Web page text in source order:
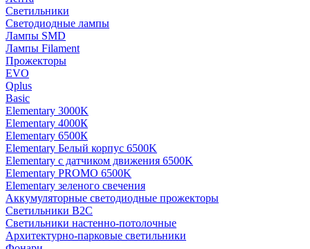
Светильники
Светодиодные лампы
Лампы SMD
Лампы Filament
Прожекторы
EVO
Qplus
Basic
Elementary 3000K
Elementary 4000К
Elementary 6500К
Elementary Белый корпус 6500K
Elementary с датчиком движения 6500K
Elementary PROMO 6500K
Elementary зеленого свечения
Аккумуляторные светодиодные прожекторы
Светильники B2C
Светильники настенно-потолочные
Архитектурно-парковые светильники